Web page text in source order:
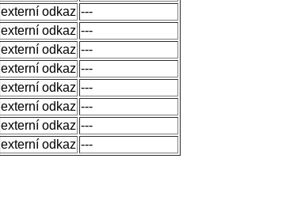
externí odkaz ---
externí odkaz ---
externí odkaz ---
externí odkaz ---
externí odkaz ---
externí odkaz ---
externí odkaz ---
externí odkaz ---